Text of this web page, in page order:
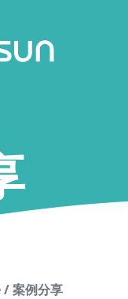
案例分享